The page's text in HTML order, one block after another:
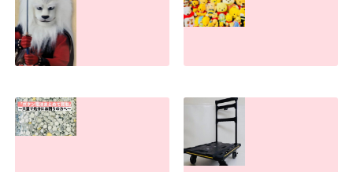
古い物・キズ汚れ
があっても売れま
す！
分のお手伝いしま